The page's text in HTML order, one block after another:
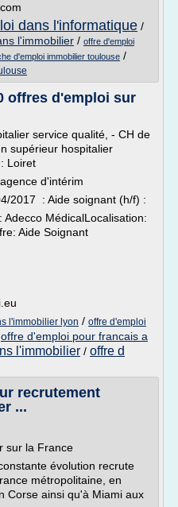
dans l'informatique /
l'immobilier / offre d'emploi
d'emploi immobilier toulouse /
offres d'emploi sur
service qualité, - CH de
supérieur hospitalier
Loiret
d'intérim
2017 : Aide soignant (h/f) :
MédicalLocalisation:
Aide Soignant
l'immobilier lyon / offre d'emploi
offre d'emploi pour francais a
l'immobilier / offre d
recrutement
...
sur la France
évolution recrute
métropolitaine, en
Corse ainsi qu'à Miami aux